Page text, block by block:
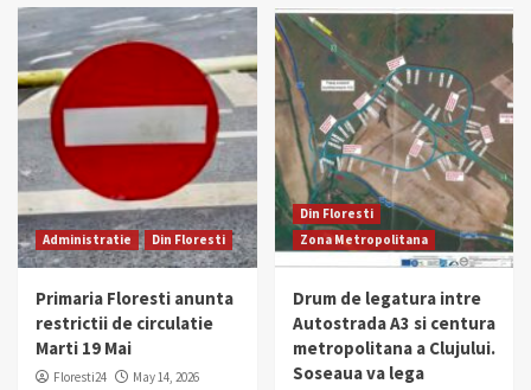
Administratie Din Floresti
Primaria Floresti anunta
restrictii de circulatie
Marti 19 Mai
Floresti24 May 14, 2026
Din Floresti
Zona Metropolitana
Drum de legatura intre
Autostrada A3 si centura
metropolitana a Clujului.
Soseaua va lega